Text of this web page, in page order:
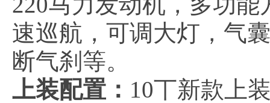
速巡航，可调大灯，气
断气刹等。
上装配置： 10丅新款上